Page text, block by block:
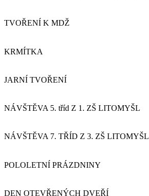
TVOŘENÍ K MDŽ
KRMÍTKA
JARNÍ TVOŘENÍ
NÁVŠTĚVA 5. tříd Z 1. ZŠ LITOMYŠL
NÁVŠTĚVA 7. TŘÍD Z 3. ZŠ LITOMYŠL
POLOLETNÍ PRÁZDNINY
DEN OTEVŘENÝCH DVEŘÍ